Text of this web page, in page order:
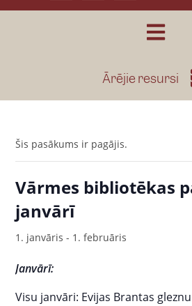
Ārējie resursi
Šis pasākums ir pagājis.
Vārmes bibliotēkas
janvārī
1. janvāris - 1. februāris
Janvārī:
Visu janvāri: Evijas Brantas